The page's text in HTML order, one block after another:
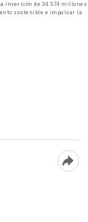
sostenible e impulsar la